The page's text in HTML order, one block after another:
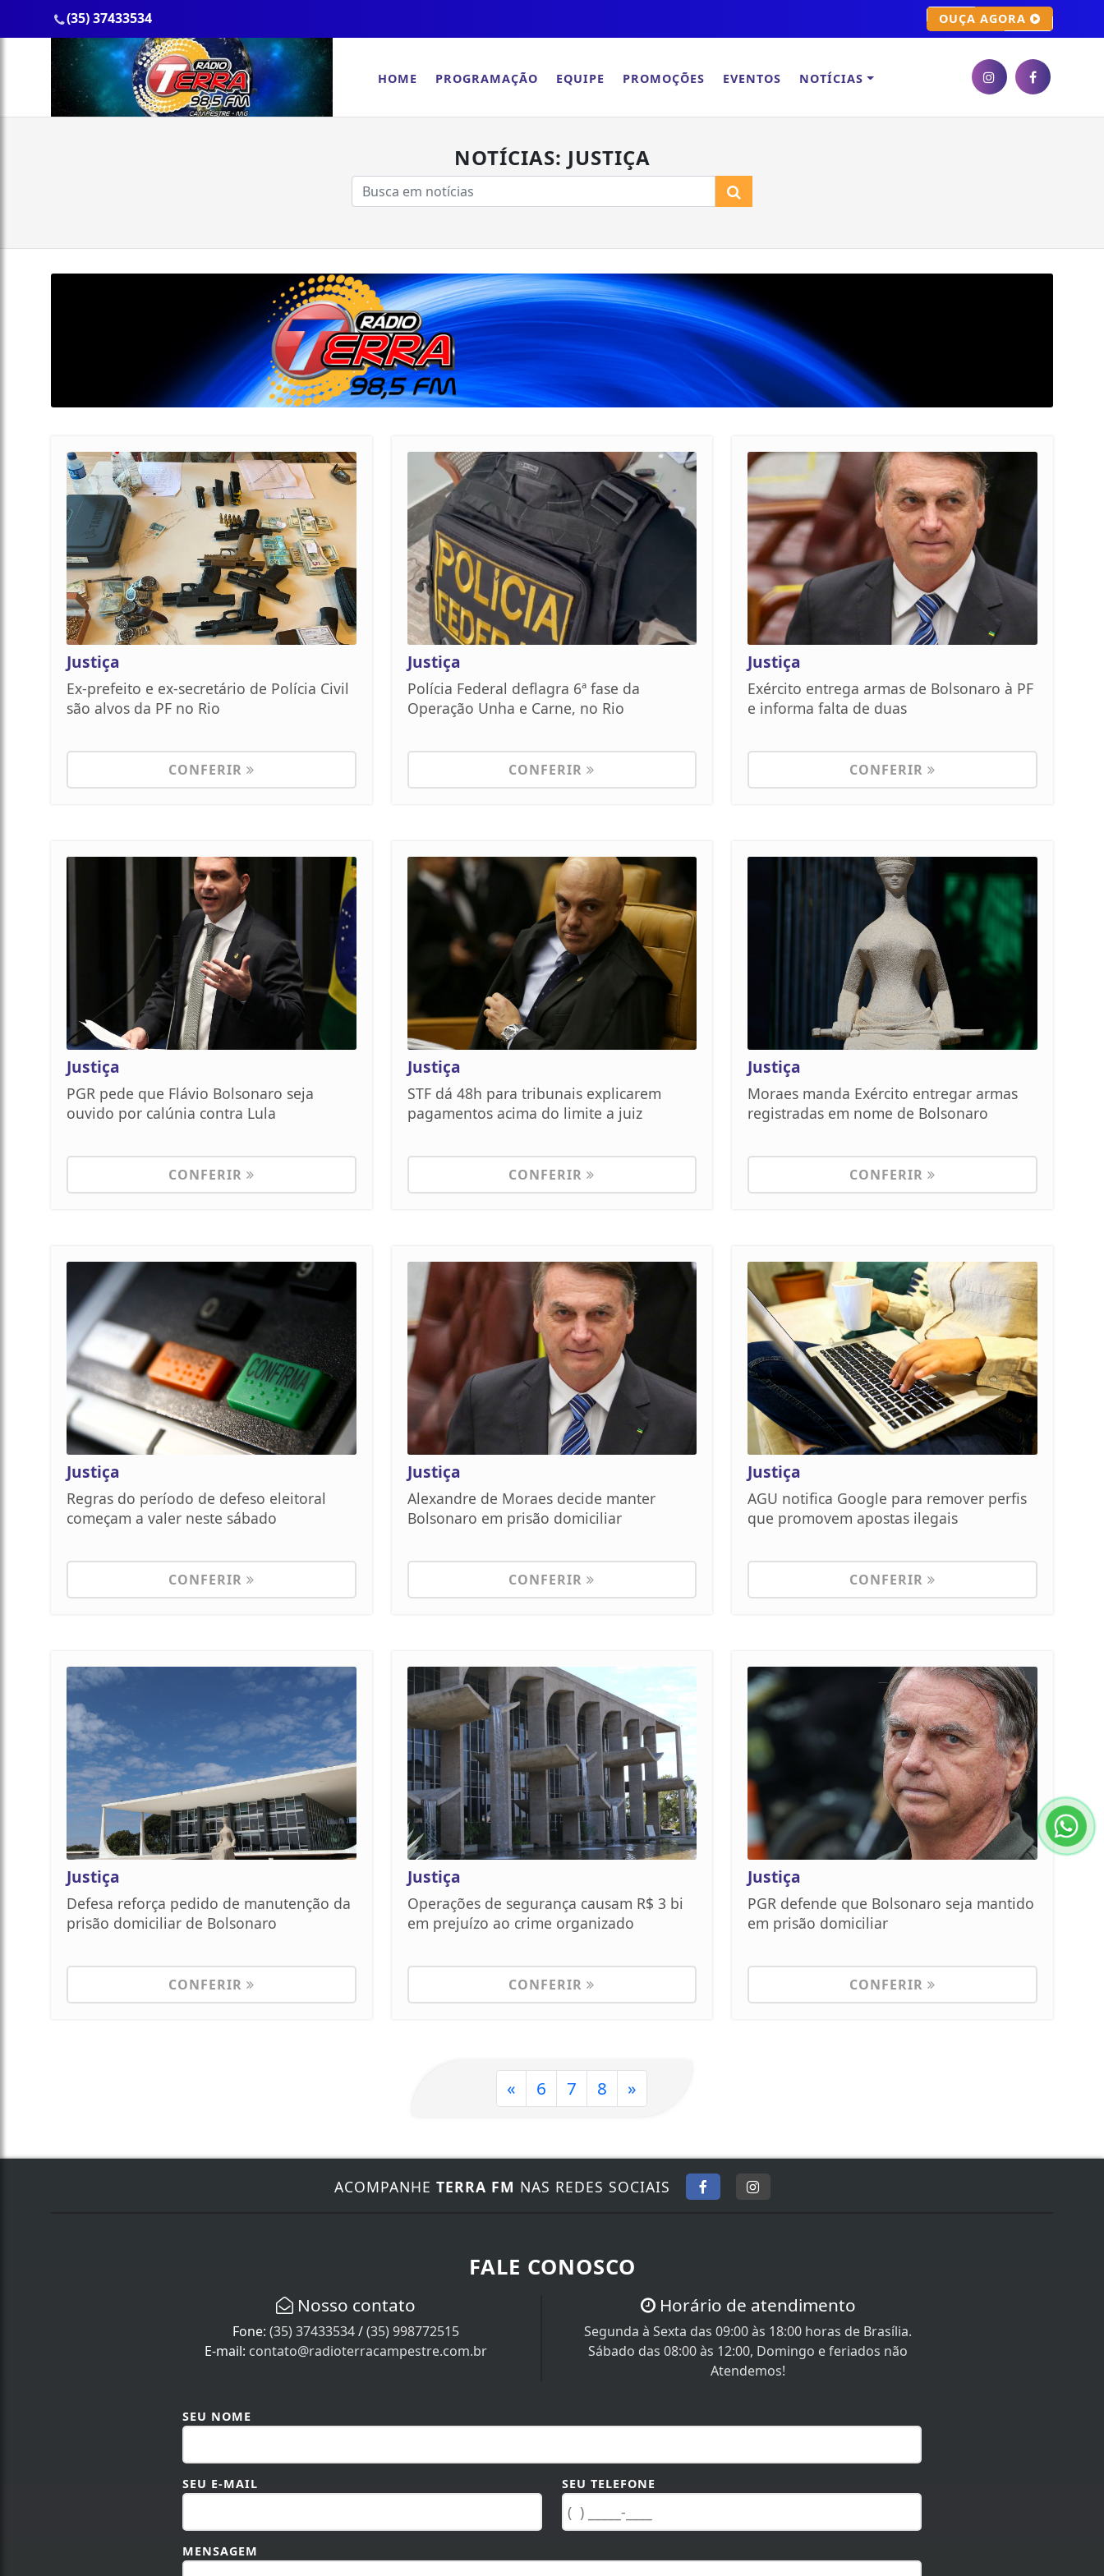
(35) 37433534 OUÇA AGORA
HOME PROGRAMAÇÃO EQUIPE PROMOÇÕES EVENTOS NOTÍCIAS
NOTÍCIAS: JUSTIÇA
Justiça
Ex-prefeito e ex-secretário de Polícia Civil
são alvos da PF no Rio
CONFERIR
Justiça
Polícia Federal deflagra 6ª fase da
Operação Unha e Carne, no Rio
CONFERIR
Justiça
Exército entrega armas de Bolsonaro à PF
e informa falta de duas
CONFERIR
Justiça
PGR pede que Flávio Bolsonaro seja
ouvido por calúnia contra Lula
CONFERIR
Justiça
STF dá 48h para tribunais explicarem
pagamentos acima do limite a juiz
CONFERIR
Justiça
Moraes manda Exército entregar armas
registradas em nome de Bolsonaro
CONFERIR
Justiça
Regras do período de defeso eleitoral
começam a valer neste sábado
CONFERIR
Justiça
Alexandre de Moraes decide manter
Bolsonaro em prisão domiciliar
CONFERIR
Justiça
AGU notifica Google para remover perfis
que promovem apostas ilegais
CONFERIR
Justiça
Defesa reforça pedido de manutenção da
prisão domiciliar de Bolsonaro
CONFERIR
Justiça
Operações de segurança causam R$ 3 bi
em prejuízo ao crime organizado
CONFERIR
Justiça
PGR defende que Bolsonaro seja mantido
em prisão domiciliar
CONFERIR
« 6 7 8 »
ACOMPANHE TERRA FM NAS REDES SOCIAIS
FALE CONOSCO
Nosso contato
Fone:(35) 37433534/(35) 998772515
E-mail: contato@radioterracampestre.com.br
Horário de atendimento
Segunda à Sexta das 09:00 às 18:00 horas de Brasília.
Sábado das 08:00 às 12:00, Domingo e feriados não
Atendemos!
SEU NOME
SEU E-MAIL SEU TELEFONE
MENSAGEM